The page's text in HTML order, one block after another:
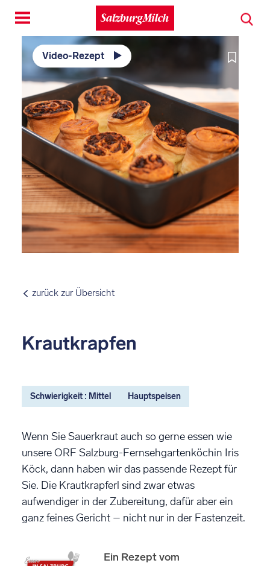
Toggle
navigation
Video-Rezept
zurück zur Übersicht
Krautkrapfen
Schwierigkeit : Mittel Hauptspeisen
Wenn Sie Sauerkraut auch so gerne essen wie
unsere ORF Salzburg-Fernsehgartenköchin Iris
Köck, dann haben wir das passende Rezept für
Sie. Die Krautkrapferl sind zwar etwas
aufwendiger in der Zubereitung, dafür aber ein
ganz feines Gericht – nicht nur in der Fastenzeit.
Ein Rezept vom